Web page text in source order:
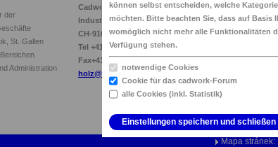
der
St. Gallen
Administration
Cadwork Holz AG
Industriestrasse 28
CH-9100 Herisau
Tel +41 71 242 00 30
Fax+41 71 242 00 39
holz@cadwork.ch
Mapa stránek:
können selbst entscheiden, welche
möchten. Bitte beachten Sie, dass auf Basis
womöglich nicht mehr alle Funktionalitäten
Verfügung stehen.
notwendige Cookies
Cookie für das cadwork-Forum
alle Cookies (inkl. Statistik)
Einstellungen speichern und schließen